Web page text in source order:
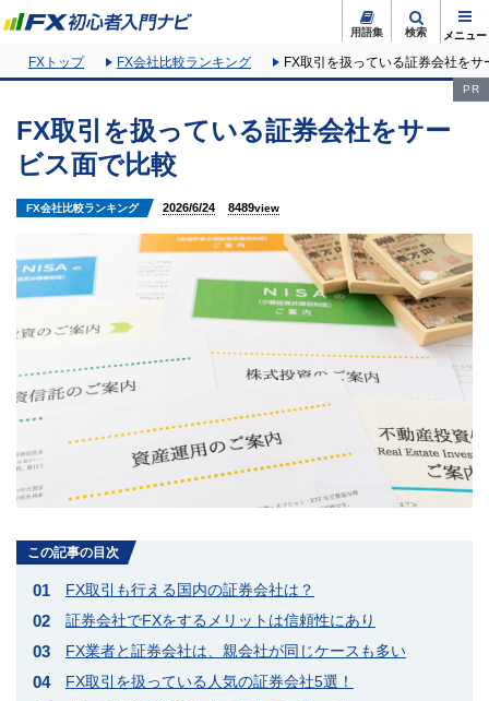
用語集 検索
FXトップ FX会社比較ランキング FX取引を扱っている証券会社をサ
FX取引を扱っている証券会社をサー
ビス面で比較
FX会社比較ランキング 2026/6/24 8489view
この記事の目次
FX取引も行える国内の証券会社は？
証券会社でFXをするメリットは信頼性にあり
FX業者と証券会社は、親会社が同じケースも多い
FX取引を扱っている人気の証券会社5選！
PR